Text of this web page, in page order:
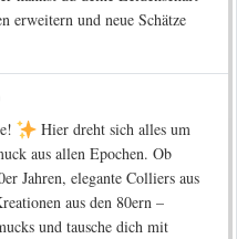
erweitern und neue Schätze
Hier dreht sich alles um
aus allen Epochen. Ob
Jahren, elegante Colliers aus
aus den 80ern –
und tausche dich mit